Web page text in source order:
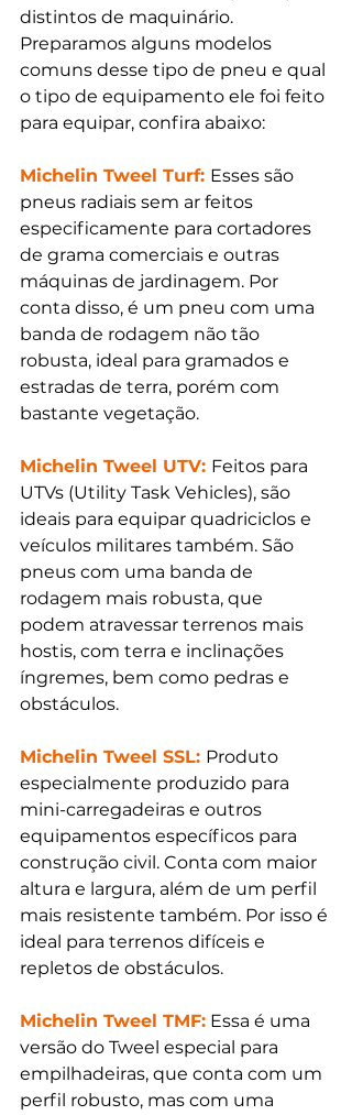
distintos de maquinário.
Preparamos alguns modelos
comuns desse tipo de pneu e qual
o tipo de equipamento ele foi feito
para equipar, confira abaixo:
Michelin Tweel Turf: Esses são
pneus radiais sem ar feitos
especificamente para cortadores
de grama comerciais e outras
máquinas de jardinagem. Por
conta disso, é um pneu com uma
banda de rodagem não tão
robusta, ideal para gramados e
estradas de terra, porém com
bastante vegetação.
Michelin Tweel UTV: Feitos para
UTVs (Utility Task Vehicles), são
ideais para equipar quadriciclos e
veículos militares também. São
pneus com uma banda de
rodagem mais robusta, que
podem atravessar terrenos mais
hostis, com terra e inclinações
íngremes, bem como pedras e
obstáculos.
Michelin Tweel SSL: Produto
especialmente produzido para
mini-carregadeiras e outros
equipamentos específicos para
construção civil. Conta com maior
altura e largura, além de um perfil
mais resistente também. Por isso é
ideal para terrenos difíceis e
repletos de obstáculos.
Michelin Tweel TMF: Essa é uma
versão do Tweel especial para
empilhadeiras, que conta com um
perfil robusto, mas com uma